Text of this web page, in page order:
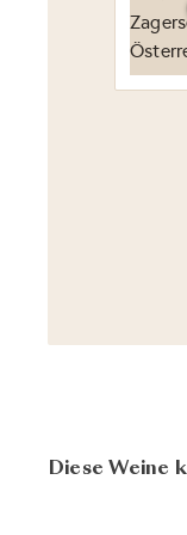
Diese Weine